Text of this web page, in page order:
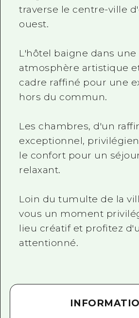
traverse le centre-ville
ouest.
L'hôtel baigne dans une
atmosphère artistique
cadre raffiné pour une
hors du commun.
Les chambres, d'un
exceptionnel,
le confort pour un
relaxant.
Loin du tumulte de la
vous un moment
lieu créatif et profitez
attentionné.